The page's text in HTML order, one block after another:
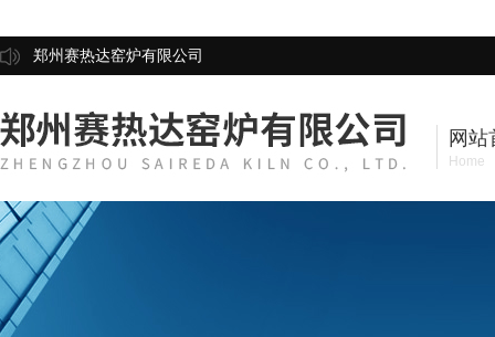
郑州赛热达窑炉有限公司
网站
Home